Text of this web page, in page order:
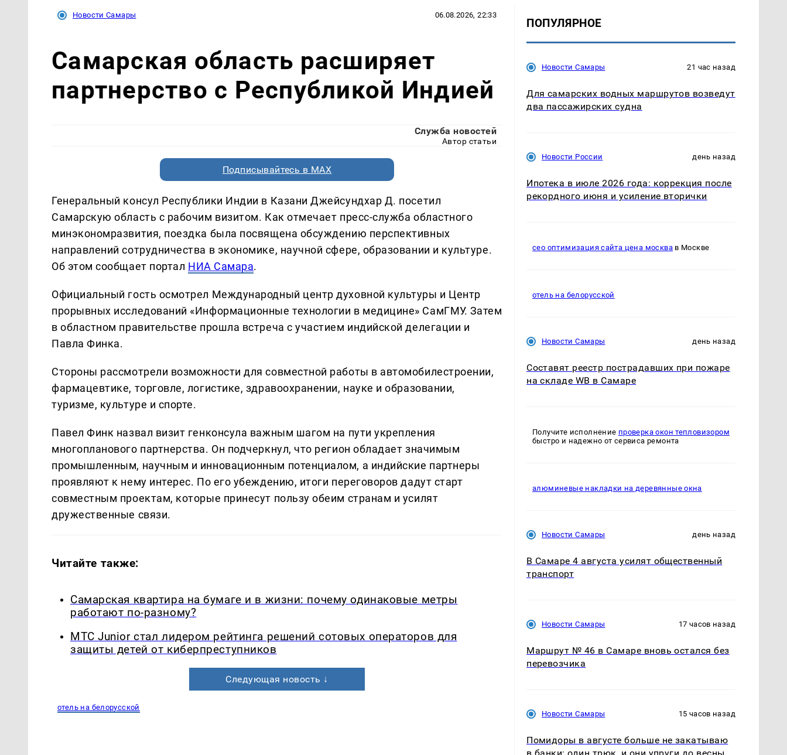
Новости Самары 06.08.2026, 22:33
Самарская область расширяет
партнерство с Республикой Индией
Служба новостей
Автор статьи
Подписывайтесь в MAX
Генеральный консул Республики Индии в Казани Джейсундхар Д. посетил
Самарскую область с рабочим визитом. Как отмечает пресс-служба областного
минэкономразвития, поездка была посвящена обсуждению перспективных
направлений сотрудничества в экономике, научной сфере, образовании и культуре.
Об этом сообщает портал НИА Самара.
Официальный гость осмотрел Международный центр духовной культуры и Центр
прорывных исследований «Информационные технологии в медицине» СамГМУ. Затем
в областном правительстве прошла встреча с участием индийской делегации и
Павла Финка.
Стороны рассмотрели возможности для совместной работы в автомобилестроении,
фармацевтике, торговле, логистике, здравоохранении, науке и образовании,
туризме, культуре и спорте.
Павел Финк назвал визит генконсула важным шагом на пути укрепления
многопланового партнерства. Он подчеркнул, что регион обладает значимым
промышленным, научным и инновационным потенциалом, а индийские партнеры
проявляют к нему интерес. По его убеждению, итоги переговоров дадут старт
совместным проектам, которые принесут пользу обеим странам и усилят
дружественные связи.
Читайте также:
Самарская квартира на бумаге и в жизни: почему одинаковые метры
работают по-разному?
МТС Junior стал лидером рейтинга решений сотовых операторов для
защиты детей от киберпреступников
Следующая новость ↓
отель на белорусской
ПОПУЛЯРНОЕ
Новости Самары 21 час назад
Для самарских водных маршрутов возведут
два пассажирских судна
Новости России день назад
Ипотека в июле 2026 года: коррекция после
рекордного июня и усиление вторички
сео оптимизация сайта цена москвав Москве
отель на белорусской
Новости Самары день назад
Составят реестр пострадавших при пожаре
на складе WB в Самаре
Получите исполнение проверка окон тепловизором
быстро и надежно от сервиса ремонта
алюминевые накладки на деревянные окна
Новости Самары день назад
В Самаре 4 августа усилят общественный
транспорт
Новости Самары 17 часов назад
Маршрут № 46 в Самаре вновь остался без
перевозчика
Новости Самары 15 часов назад
Помидоры в августе больше не закатываю